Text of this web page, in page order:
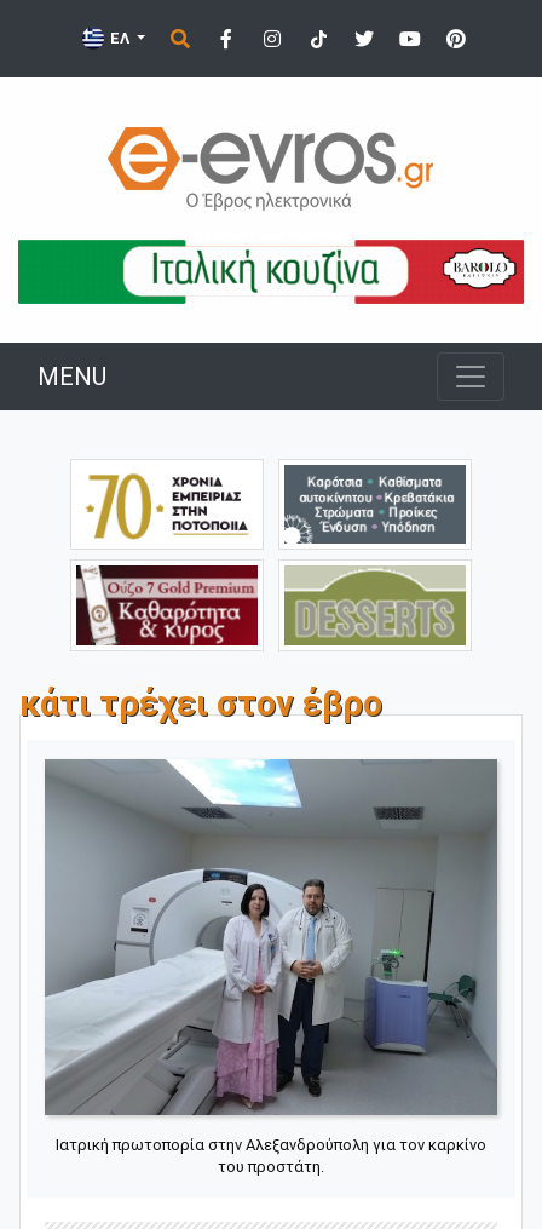
ΕΛ
MENU
κάτι τρέχει στον έβρο
Ιατρική πρωτοπορία στην Αλεξανδρούπολη για τον καρκίνο
του προστάτη.